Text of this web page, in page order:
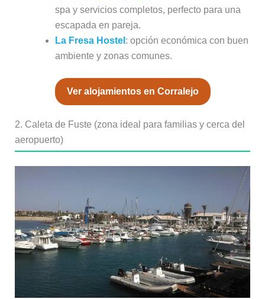
spa y servicios completos, perfecto para una
escapada en pareja.
La Fresa Hostel : opción económica con buen
ambiente y zonas comunes.
Ver alojamientos en Corralejo
2. Caleta de Fuste (zona ideal para familias y cerca del
aeropuerto)